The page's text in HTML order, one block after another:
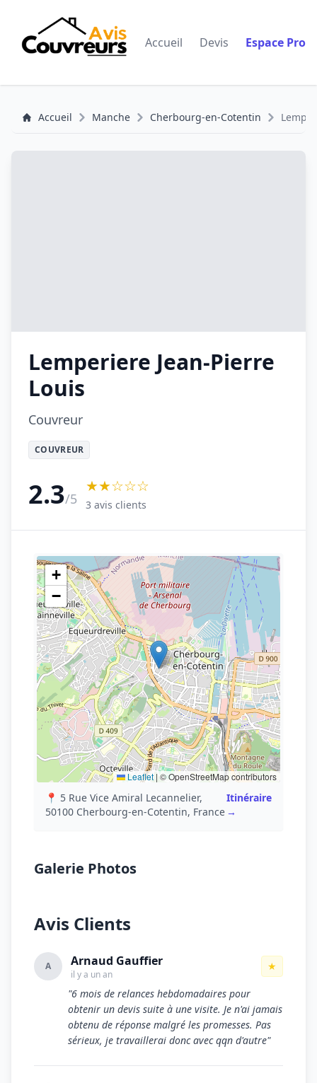
Accueil Devis Espace Pro
Accueil Manche Cherbourg-en-Cotentin
Lemperiere Jean-Pierre
Louis
Couvreur
COUVREUR
2.3/5
★★☆☆☆
3 avis clients
+
−
Leaflet | © OpenStreetMap contributors
📍 5 Rue Vice Amiral Lecannelier,
50100 Cherbourg-en-Cotentin, France
Itinéraire
→
Galerie Photos
Avis Clients
A Arnaud Gauffier
il y a un an
★
"6 mois de relances hebdomadaires pour
obtenir un devis suite à une visite. Je n'ai jamais
obtenu de réponse malgré les promesses. Pas
sérieux, je travaillerai donc avec qqn d'autre"